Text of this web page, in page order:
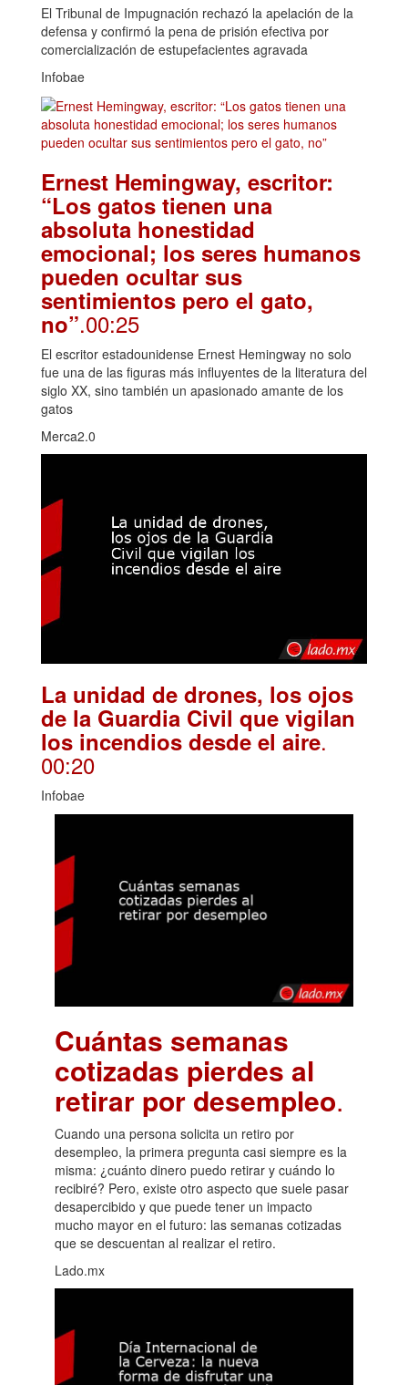
El Tribunal de Impugnación rechazó la apelación de la
defensa y confirmó la pena de prisión efectiva por
comercialización de estupefacientes agravada
Infobae
Ernest Hemingway, escritor:
“Los gatos tienen una
absoluta honestidad
emocional; los seres humanos
pueden ocultar sus
sentimientos pero el gato,
no”.00:25
El escritor estadounidense Ernest Hemingway no solo
fue una de las figuras más influyentes de la literatura del
siglo XX, sino también un apasionado amante de los
gatos
Merca2.0
La unidad de drones, los ojos
de la Guardia Civil que vigilan
los incendios desde el aire.
00:20
Infobae
Cuántas semanas
cotizadas pierdes al
retirar por desempleo.
Cuando una persona solicita un retiro por
desempleo, la primera pregunta casi siempre es la
misma: ¿cuánto dinero puedo retirar y cuándo lo
recibiré? Pero, existe otro aspecto que suele pasar
desapercibido y que puede tener un impacto
mucho mayor en el futuro: las semanas cotizadas
que se descuentan al realizar el retiro.
Lado.mx